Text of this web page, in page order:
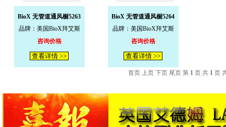
BioX 无管道通风橱5263
品牌：美国BioX拜艾斯
咨询价格
查看详情 >>
BioX 无管道通风橱5264
品牌：美国BioX拜艾斯
咨询价格
查看详情 >>
首页 上页 下页 尾页 第 1 页 共 1 页